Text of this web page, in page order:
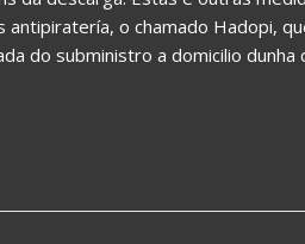
o chamado Hadopi,
do subministro a domicilio